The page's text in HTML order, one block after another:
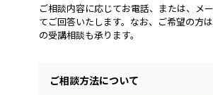
ご相談内容に応じてお電話、または、メ
てご回答いたします。なお、ご希望の方は
の受講相談も承ります。
ご相談方法について